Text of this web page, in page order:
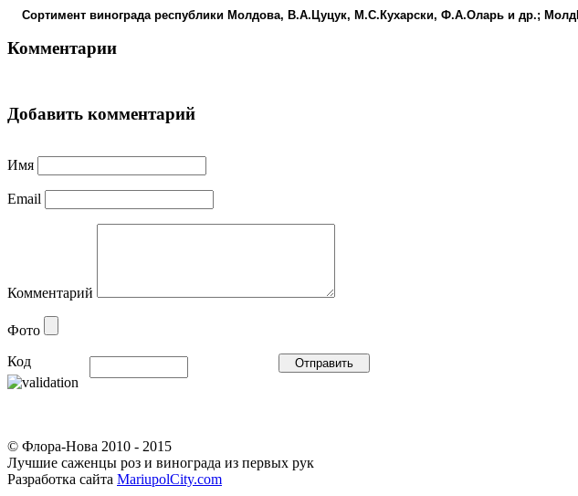
Сортимент винограда республики Молдова, В.А.Цуцук, М.С.Кухарски, Ф.А.Оларь и др.;
Комментарии
Добавить комментарий
Имя
Email
Комментарий
Фото
Код
© Флора-Нова 2010 - 2015
Лучшие саженцы роз и винограда из первых рук
Разработка сайта MariupolCity.com